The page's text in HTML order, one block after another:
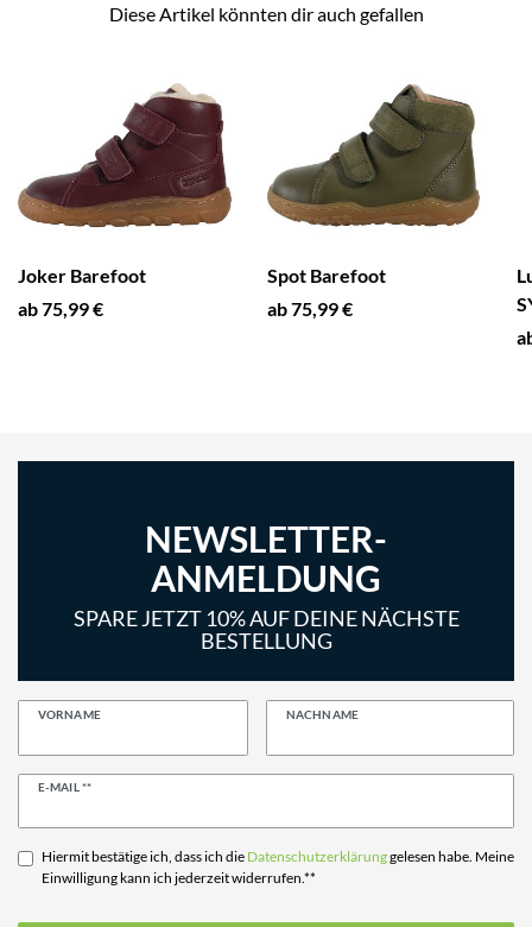
Diese Artikel könnten dir auch gefallen
Joker Barefoot
ab 75,99 €
Spot Barefoot
ab 75,99 €
NEWSLETTER-
ANMELDUNG
SPARE JETZT 10% AUF DEINE NÄCHSTE
BESTELLUNG
VORNAME NACHNAME
E-MAIL **
Newsletter
Hiermit bestätige ich, dass ich die Daten­schutz­erklärunggelesen habe. Meine
Einwilligung kann ich jederzeit widerrufen.**